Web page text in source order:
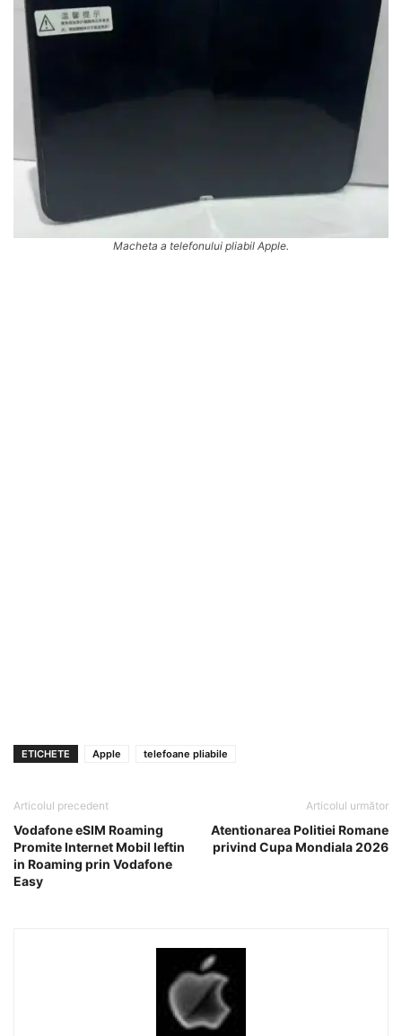
Macheta a telefonului pliabil Apple.
ETICHETE Apple telefoane pliabile
Articolul precedent
Vodafone eSIM Roaming
Promite Internet Mobil Ieftin
in Roaming prin Vodafone
Easy
Articolul următor
Atentionarea Politiei Romane
privind Cupa Mondiala 2026